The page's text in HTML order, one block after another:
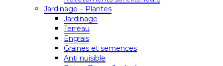
Jardinage – Plantes
Jardinage
Terreau
Engrais
Graines et semences
Anti nuisible